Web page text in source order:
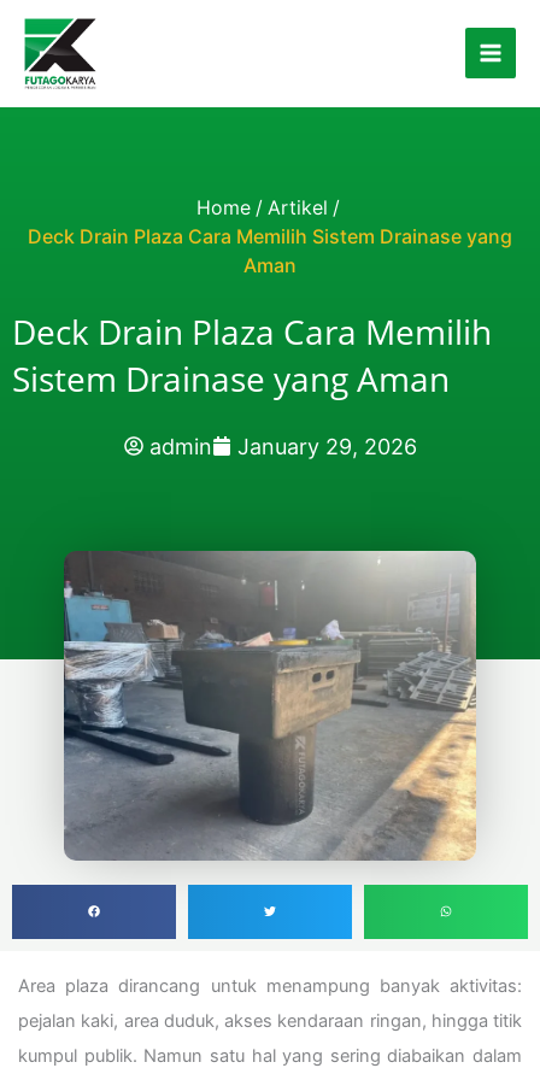
Skip to content
Home / Artikel /
Deck Drain Plaza Cara Memilih Sistem Drainase yang
Aman
Deck Drain Plaza Cara Memilih
Sistem Drainase yang Aman
admin January 29, 2026
Area plaza dirancang untuk menampung banyak aktivitas:
pejalan kaki, area duduk, akses kendaraan ringan, hingga titik
kumpul publik. Namun satu hal yang sering diabaikan dalam